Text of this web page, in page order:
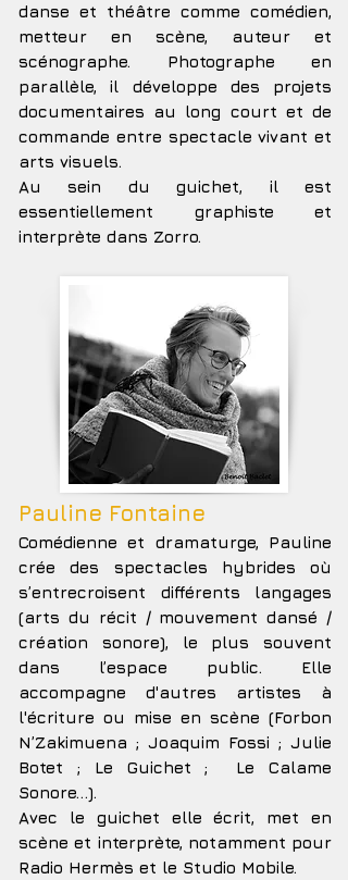
danse et théâtre comme comédien,
metteur en scène, auteur et
scénographe. Photographe en
parallèle, il développe des projets
documentaires au long court et de
commande entre spectacle vivant et
arts visuels.
Au sein du guichet, il est
essentiellement graphiste et
interprète dans Zorro.
Pauline Fontaine
Comédienne et dramaturge, Pauline
crée des spectacles hybrides où
s’entrecroisent différents langages
(arts du récit / mouvement dansé /
création sonore), le plus souvent
dans l’espace public. Elle
accompagne d'autres artistes à
l'écriture ou mise en scène (Forbon
N’Zakimuena ; Joaquim Fossi ; Julie
Botet ; Le Guichet ; Le Calame
Sonore…).
Avec le guichet elle écrit, met en
scène et interprète, notamment pour
Radio Hermès et le Studio Mobile.